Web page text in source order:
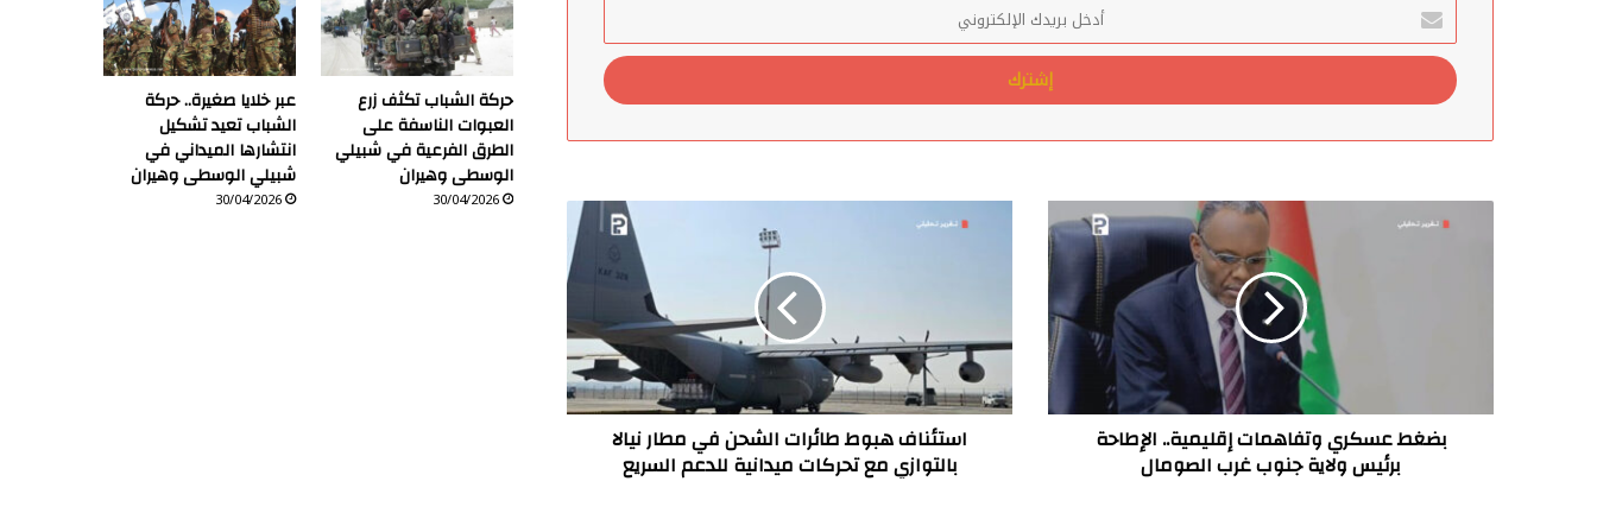
العراق
الحوثيين وتنظيمات القاعدة
صراع نفوذ خفي بين السعودية والإمارات
على جزيرة ميون في باب المندب
أدخل
بريدك
الإلكتروني
بضغط
عسكري
غرب
الصومالبضغط عسكري وتفاهمات إقليمية.. الإطاحة
برئيس ولاية جنوب غرب الصومال
مطار
نيالا
بالتوازي
مع
استئناف هبوط طائرات الشحن في مطار نيالا
بالتوازي مع تحركات ميدانية للدعم السريع
حركة الشباب تكثف زرع
العبوات الناسفة على
الطرق الفرعية في شبيلي
الوسطى وهيران
30/04/2026
عبر خلايا صغيرة.. حركة
الشباب تعيد تشكيل
انتشارها الميداني في
شبيلي الوسطى وهيران
30/04/2026